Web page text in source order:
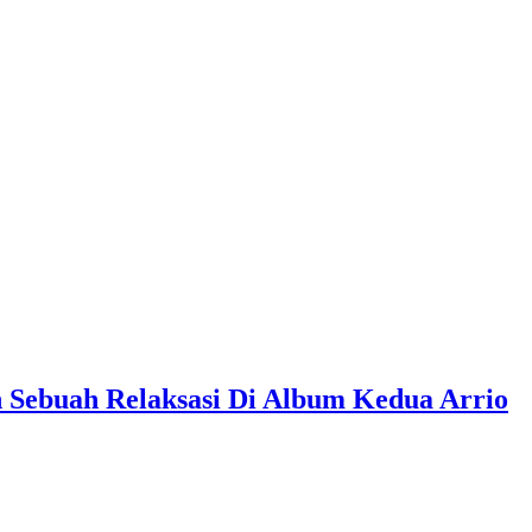
Relaksasi Di Album Kedua Arrio